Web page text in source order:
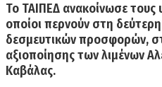
Το ΤΑΙΠΕΔ ανακοίνωσε τους
οποίοι περνούν στη
δεσμευτικών προσφορών,
αξιοποίησης τωνλιμένων
Καβάλας.